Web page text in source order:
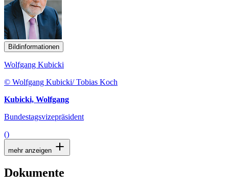
Bildinformationen
Wolfgang Kubicki
© Wolfgang Kubicki/ Tobias Koch
Kubicki, Wolfgang
Bundestagsvizepräsident
()
mehr anzeigen
Dokumente